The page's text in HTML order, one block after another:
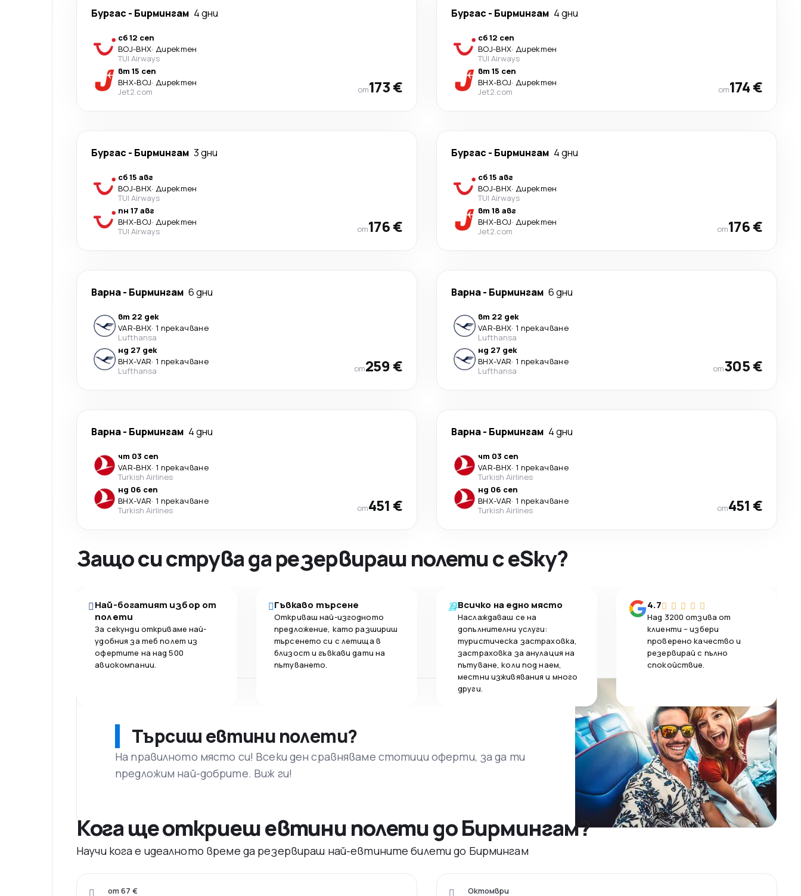
Бургас - Бирмингам 4 дни
сб 12 сеп
BOJ-BHX· Директен
TUI Airways
вт 15 сеп
BHX-BOJ· Директен
Jet2.com
от173 €
Бургас - Бирмингам 4 дни
сб 12 сеп
BOJ-BHX· Директен
TUI Airways
вт 15 сеп
BHX-BOJ· Директен
Jet2.com
от174 €
Бургас - Бирмингам 3 дни
сб 15 авг
BOJ-BHX· Директен
TUI Airways
пн 17 авг
BHX-BOJ· Директен
TUI Airways
от176 €
Бургас - Бирмингам 4 дни
сб 15 авг
BOJ-BHX· Директен
TUI Airways
вт 18 авг
BHX-BOJ· Директен
Jet2.com
от176 €
Варна- Бирмингам 6 дни
вт 22 дек
VAR-BHX· 1 прекачване
Lufthansa
нд 27 дек
BHX-VAR· 1 прекачване
Lufthansa
от259 €
Варна- Бирмингам 6 дни
вт 22 дек
VAR-BHX· 1 прекачване
Lufthansa
нд 27 дек
BHX-VAR· 1 прекачване
Lufthansa
от305 €
Варна- Бирмингам 4 дни
чт 03 сеп
VAR-BHX· 1 прекачване
Turkish Airlines
нд 06 сеп
BHX-VAR· 1 прекачване
Turkish Airlines
от451 €
Варна- Бирмингам 4 дни
чт 03 сеп
VAR-BHX· 1 прекачване
Turkish Airlines
нд 06 сеп
BHX-VAR· 1 прекачване
Turkish Airlines
от451 €
Защо си струва да резервираш полети с eSky?
Най-богатият избор от
полети
За секунди откриваме най-
удобния за теб полет из
офертите на над 500
авиокомпании.
Гъвкаво търсене
Откриваш най-изгодното
предложение, като разшириш
търсенето си с летища в
близост и гъвкави дати на
пътуването.
Всичко на едно място
Наслаждаваш се на
допълнителни услуги:
туристическа застраховка,
застраховка за анулация на
пътуване, коли под наем,
местни изживявания и много
други.
4.7
Над 3200 отзива от
клиенти – избери
проверено качество и
резервирай с пълно
спокойствие.
Търсиш евтини полети?
На правилното място си! Всеки ден сравняваме стотици оферти, за да ти
предложим най-добрите. Виж ги!
Кога ще откриеш евтини полети до Бирмингам?
Научи кога е идеалното време да резервираш най-евтините билети до Бирмингам
от 67 € Октомври